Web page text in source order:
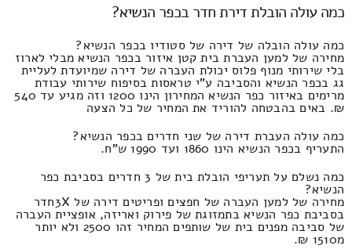
כמה עולה הובלת דירת חדר בכפר הנשיא?
כמה עולה הובלה של דירה של סטודיו בכפר הנשיא?
מחירה של למען העברת בית קטן איזור בכפר הנשיא מבלי לארוז
בלי שירותי מנוף פלוס יכולת העברה של דירה שמיועדת לעליית
גג בכפר הנשיא והסביבה ע"י טראסות בסיפוח שירותי עבודת
מרימים באיזור כפר הנשיא המחירון הינו 1200 וזה מגיע עד 540
₪. באים בהבטחה להוריד את המחיר של כל הצעה
כמה עולה העברת דירה של שני חדרים בכפר הנשיא?
התעריף בכפר הנשיא הינו 1860 ועד 1990 ש"ח.
כמה נשלם על תעריפי הובלת בית של 3 חדרים בסביבת כפר
הנשיא?
מחירה של למען העברה של חפצים ופריטים דירה של 3Xחדר
בסביבת כפר הנשיא בתמזוגת של פירוק ואריזה, אופציית העברה
של סביבה מפנים בית של שותפים המחיר זהו 2500 ולא יותר
מ1510 ₪.